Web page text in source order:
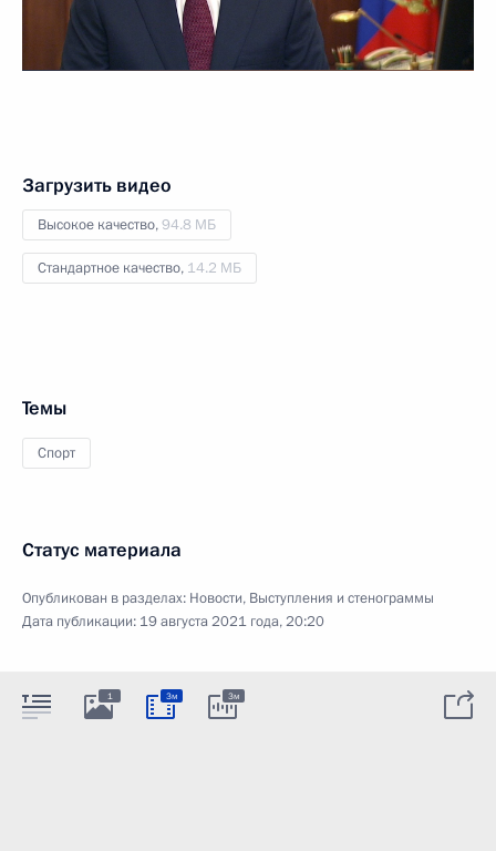
Загрузить видео
Высокое качество,94.8 МБ
Стандартное качество, 14.2 МБ
Темы
Спорт
Статус материала
Опубликован в разделах: Новости, Выступления и стенограммы
Дата публикации: 19 августа 2021 года, 20:20
1 3м 3м